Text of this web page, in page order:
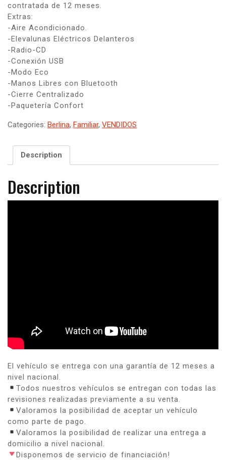
contratada de 12 meses.
Extras:
-Aire Acondicionado.
-Elevalunas Eléctricos Delanteros
-Radio-CD
-Conexión USB
-Modo Eco
-Manos Libres con Bluetooth
-Cierre Centralizado
-Paquetería Confort
Categories: Berlina, Familiar, VENDIDOS
Description
Description
El vehículo se entrega con una garantía de 12 meses a
nivel nacional.
Todos nuestros vehículos se entregan con todas las
revisiones realizadas previamente a su venta.
Valoramos la posibilidad de aceptar un vehículo
como parte de pago.
Valoramos la posibilidad de realizar una entrega a
domicilio a nivel nacional.
Disponemos de servicio de financiación!